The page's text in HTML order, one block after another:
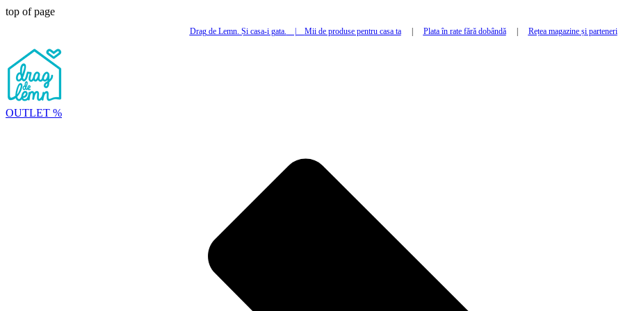
top of page
Drag de Lemn. Și casa-i gata. Mii de produse pentru casa ta| Plata în rate fără dobândă| Rețea magazine și parteneri
OUTLET %